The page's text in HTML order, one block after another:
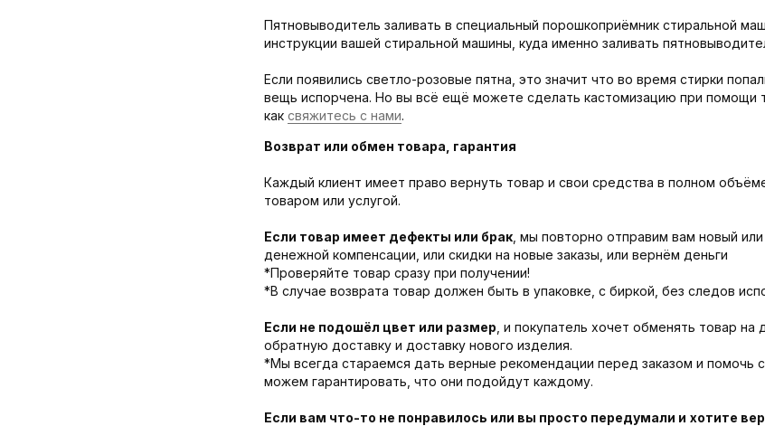
Пятновыводитель заливать в специальный порошкоприёмник стиральной
инструкции вашей стиральной машины, куда именно заливать
Если появились светло-розовые пятна, это значит что во время стирки
вещь испорчена. Но вы всё ещё можете сделать кастомизацию при помощи
как свяжитесь с нами.
Возврат или обмен товара, гарантия
Каждый клиент имеет право вернуть товар и свои средства в полном
товаром или услугой.
Если товар имеет дефекты или брак , мы повторно отправим вам новый
денежной компенсации, или скидки на новые заказы, или вернём деньги
*Проверяйте товар сразу при получении!
*В случае возврата товар должен быть в упаковке, с биркой, без следов
Если не подошёл цвет или размер , и покупатель хочет обменять товар на
обратную доставку и доставку нового изделия.
*Мы всегда стараемся дать верные рекомендации перед заказом и помочь
можем гарантировать, что они подойдут каждому.
Если вам что-то не понравилось или вы просто передумали и хотите